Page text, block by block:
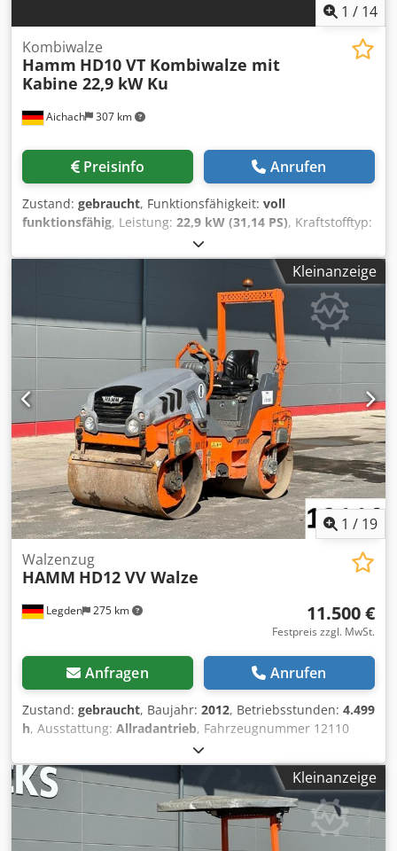
1 / 14
Aichach 307 km
Kombiwalze
Hamm HD10 VT Kombiwalze mit
Kabine 22,9 kW Ku
Preisinfo Anrufen
Zustand: gebraucht, Funktionsfähigkeit: voll
funktionsfähig, Leistung: 22,9 kW (31,14 PS), Kraftstofftyp:
, Betriebsgewicht:
2016, Betriebsstunden:6.100 h, Ausstattung:Kabine,
Hamm HD10 VT Kombiwalze mit Kabine Baujahr 2016
6.100 h Dedpfszap Ivjx Ak Eekr 22,9 kW Kubota Motor 2.190
- 3.110 kg Kantenschneiderad
Kleinanzeige
1 / 19
Legden 275 km
Walzenzug
HAMM HD12 VV Walze
11.500 €
Festpreis zzgl. MwSt.
Anfragen Anrufen
Zustand: gebraucht, Baujahr: 2012, Betriebsstunden: 4.499
h, Ausstattung: Allradantrieb, Fahrzeugnummer 12110
Irrtümer & Zwischenverkauf vorbehalten Dsdpjy T Ulhsfx
Ak Eokr
Kleinanzeige